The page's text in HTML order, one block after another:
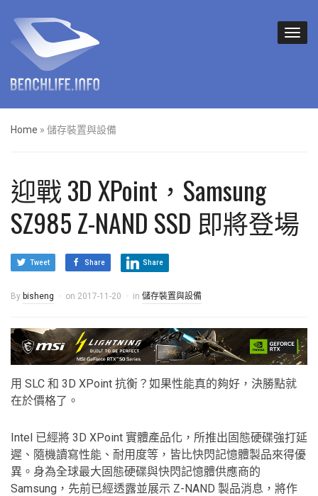
Home » 儲存裝置與設備
迎戰 3D XPoint，Samsung
SZ985 Z-NAND SSD 即將登場
Tweet Share Share
By bisheng on 2017-11-20 in 儲存裝置與設備
用 SLC 和 3D XPoint 抗衡？如果性能真的夠好，決勝點就
在於價格了。
Intel 已經將 3D XPoint 實體產品化，所推出固態硬碟強打延
遲、隨機讀寫性能、耐用度等，皆比快閃記憶體製品來得優
異。身為全球最大固態硬碟與快閃記憶體供應商的
Samsung，先前已經透露並展示 Z-NAND 製品消息，將作